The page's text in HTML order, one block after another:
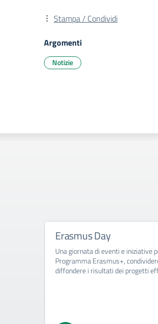
Stampa / Condividi
Argomenti
Notizie
Erasmus Day
Una giornata di eventi e iniziative
Programma Erasmus+,
diffondere i risultati dei progetti